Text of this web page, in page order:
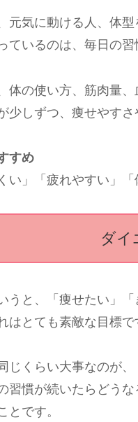
元気に動ける人、体
ているのは、毎日の習
体の使い方、筋肉量、
少しずつ、痩せやすさ
すめ
い」「疲れやすい」
ダイ
うと、「痩せたい」
はとても素敵な目標で
じくらい大事なのが、
習慣が続いたらどうな
とです。